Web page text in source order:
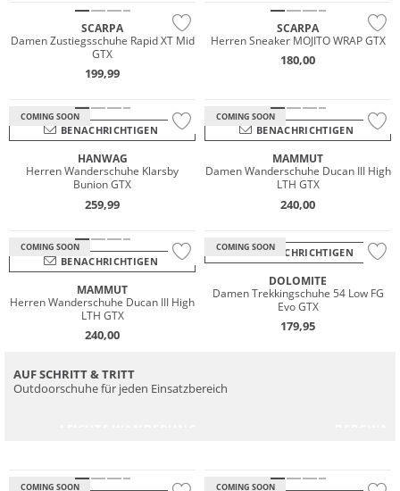
SCARPA
Damen Zustiegsschuhe Rapid XT Mid
GTX
199,99
SCARPA
Herren Sneaker MOJITO WRAP GTX
180,00
COMING SOON
BENACHRICHTIGEN
HANWAG
Herren Wanderschuhe Klarsby
Bunion GTX
259,99
COMING SOON
Wasserfest
BENACHRICHTIGEN
MAMMUT
Damen Wanderschuhe Ducan III High
LTH GTX
240,00
COMING SOON
Wasserfest
BENACHRICHTIGEN
MAMMUT
Herren Wanderschuhe Ducan III High
LTH GTX
240,00
COMING SOONBENACHRICHTIGEN
DOLOMITE
Damen Trekkingschuhe 54 Low FG
Evo GTX
179,95
AUF SCHRITT & TRITT
Outdoorschuhe für jeden Einsatzbereich
COMING SOON COMING SOON